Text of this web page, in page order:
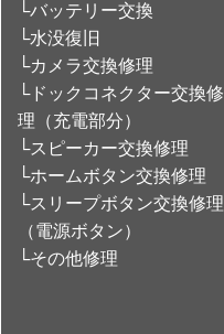
└バッテリー交換
└水没復旧
└カメラ交換修理
└ドックコネクター交換修
理（充電部分）
└スピーカー交換修理
└ホームボタン交換修理
└スリープボタン交換修理
（電源ボタン）
└その他修理